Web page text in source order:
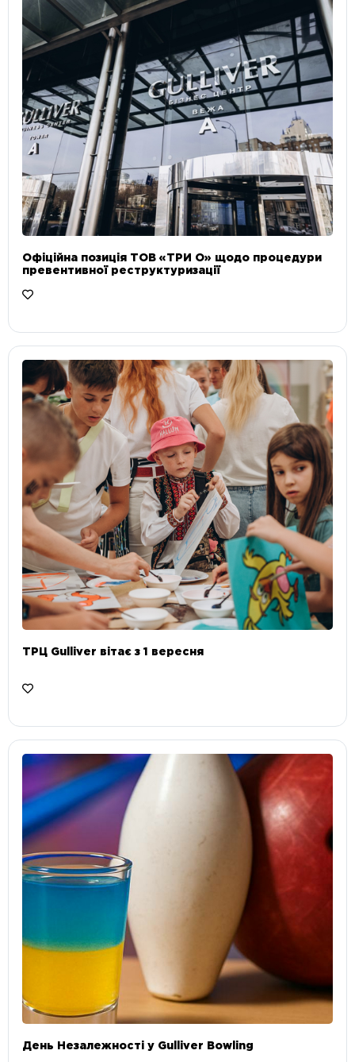
Офіційна позиція ТОВ «ТРИ О» щодо процедури
превентивної реструктуризації
ТРЦ Gulliver вітає з 1 вересня
День Незалежності у Gulliver Bowling